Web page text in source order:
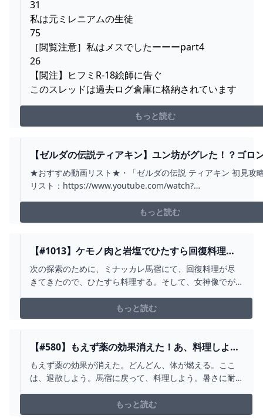
31
私は元ミレニアムの生徒
75
［閲覧注意］私はメスでしたーーーpart4
26
【閲注】ヒフミR-18絵師に告ぐ
このスレッドは過去ログ倉庫に格納されています
もっと読む
【ゼルダの伝説ティアキン】ユン坊がグレた！？ゴロ
ィへの道。（肉には肉を！、一石千金！？完熟火打ち
コハク買い取ります、マラクグチの祠） PART55 -
★おすすめ動画リスト★・「ゼルダの伝説 ティアキン 初見攻
リスト：https://www.youtube.com/watch?
チャンネル登録をよろしくお願いします★https://
もっと読む
【#1013】ケモノ肉と岩塩でひたすら回復料理を
作る！ゼルダの伝説 ブレス オブ ザ ワイルド -
YOUTUBE
次の探索のために、ミナッカレ馬宿にて、回復料理が尽
きてきたので、ひたすら料理する。そして、女神像でが
スオブザワイルド#ブレワイ #BotW#ゲーム部屋#ハイラ
ル丘陵地方#アッカレ地方#攻略#料理#ミナッカレ馬宿
もっと読む
【#580】もえず薬の効果消えた！あ、料理しよ
う！！ゼルダの伝説 ブレスオブザワイルド -
YOUTUBE
もえず薬の効果が消えた。どんどん、体が燃える。ここ
は、退散しよう。馬宿に戻って、料理しよう。暑さに耐
に立たないことに気づくのは、大分先の話、、、#ゲーム
実況#ゼルダの伝説#ゼルダの伝説ブレスオブザワイルド#
もっと読む